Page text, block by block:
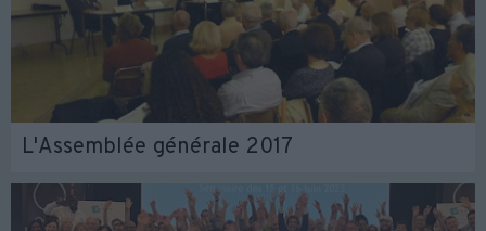
L'Assemblée générale 2017